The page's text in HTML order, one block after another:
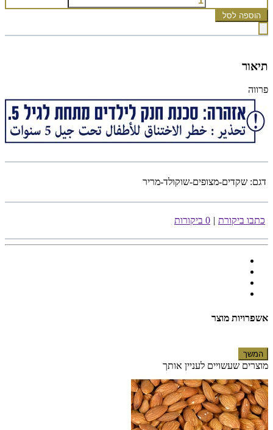
הוספה לסל
תיאור
פרווה
דגם: שקדים-מצופים-שוקולד-מריר
כתבו ביקורת | 0 ביקורות
אשפרויות מוצר
המשך
מוצרים שעשויים לעניין אותך